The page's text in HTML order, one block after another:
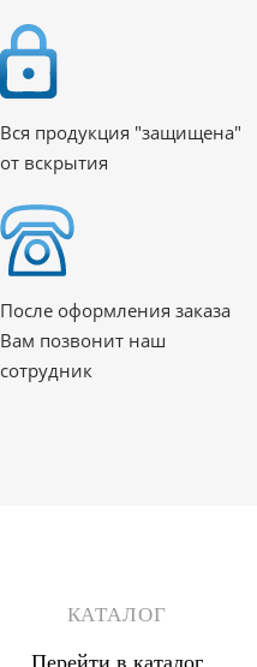
Вся продукция "защищена"
от вскрытия
После оформления заказа
Вам позвонит наш
сотрудник
КАТАЛОГ
Перейти в каталог